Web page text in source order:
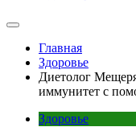
Главная
Здоровье
Диетолог
иммунитет с
Здоровье